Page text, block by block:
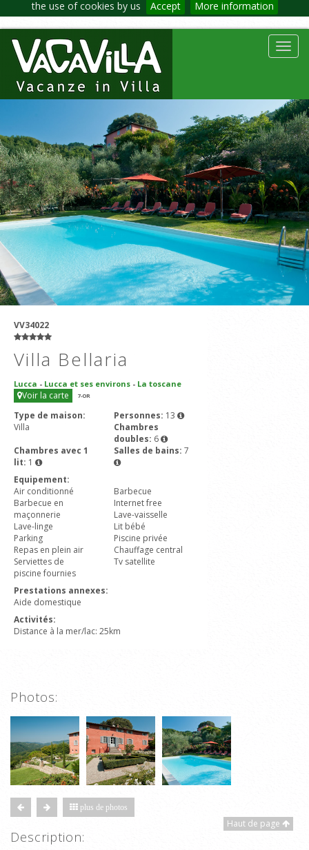
the use of cookies by us Accept More information
VV34022
Villa Bellaria
Lucca - Lucca et ses environs - La toscane
Voir la carte 7-OR
Type de maison:
Villa
Personnes: 13
Chambres
doubles: 6
Chambres avec 1
lit: 1
Salles de bains: 7
Equipement:
Air conditionné
Barbecue
Barbecue en
maçonnerie
Internet free
Lave-vaisselle
Lave-linge
Lit bébé
Parking
Piscine privée
Repas en plein air
Chauffage central
Serviettes de
piscine fournies
Tv satellite
Prestations annexes:
Aide domestique
Activités:
Distance à la mer/lac: 25km
Photos:
plus de photos
Haut de page
Description: